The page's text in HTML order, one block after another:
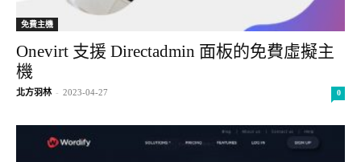
免費主機
Onevirt 支援 Directadmin 面板的免費虛擬主
機
北方羽林 - 2023-04-27 0